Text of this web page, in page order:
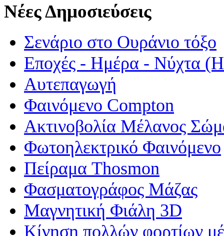
Νέες Δημοσιεύσεις
Σενάριο στο Ουράνιο τόξο
Εποχές - Ημέρα - Νύχτα
Αυτεπαγωγή
Φαινόμενο Compton
Ακτινοβολία Μέλανος
Φωτοηλεκτρικό Φαινόμενο
Πείραμα Thosmon
Φασματογράφος Μάζας
Μαγνητική Φιάλη 3D
Κίνηση πολλών φορτίων